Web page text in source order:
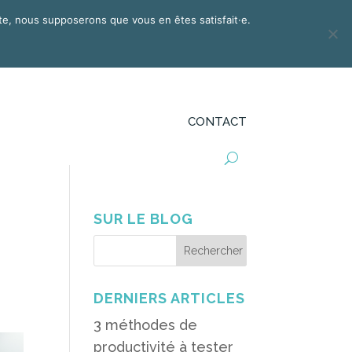
CONTACT
SUR LE BLOG
DERNIERS ARTICLES
3 méthodes de
productivité à tester
nous supposerons que vous en êtes satisfait·e.